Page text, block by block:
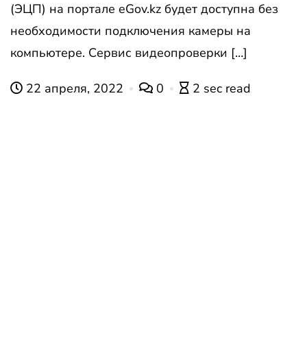
(ЭЦП) на портале eGov.kz будет доступна без
необходимости подключения камеры на
компьютере. Сервис видеопроверки […]
22 апреля, 2022 0 2 sec read